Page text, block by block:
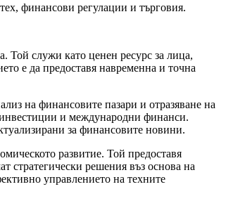
финансови регулации и търговия.
Той служи като ценен ресурс за лица,
е да предоставя навременна и точна
на финансовите пазари и отразяване на
инвестиции и международни финанси.
за финансовите новини.
развитие. Той предоставя
стратегически решения въз основа на
управлението на техните